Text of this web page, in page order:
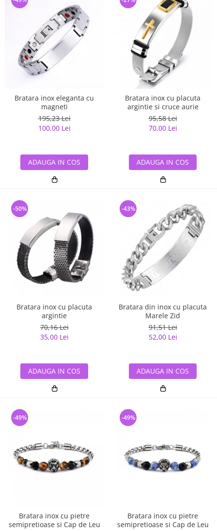
Bratara inox eleganta cu
magneti
195,23 Lei
100,00 Lei
ADAUGA IN COS
Bratara inox cu placuta
argintie si cruce aurie
95,58 Lei
70,00 Lei
ADAUGA IN COS
Bratara inox cu placuta
argintie
70,16 Lei
35,00 Lei
-50%
ADAUGA IN COS
Bratara din inox cu placuta
Marele Zid
91,51 Lei
52,00 Lei
-43%
ADAUGA IN COS
Bratara inox cu pietre
semipretioase si Cap de Leu
-49%
Bratara inox cu pietre
semipretioase si Cap de Leu
-49%